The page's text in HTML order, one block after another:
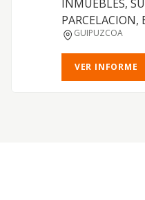
INMUEBLES, SU
PARCELACION,
GUIPUZCOA
VER INFORME